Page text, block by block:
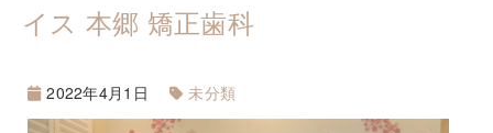
イス 本郷 矯正歯科
2022年4月1日 未分類